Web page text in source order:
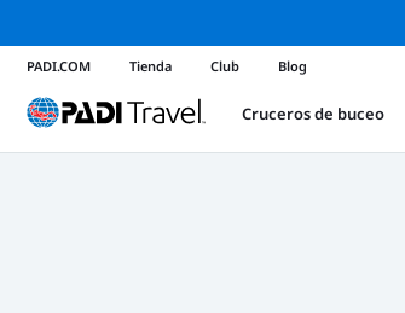
PADI.COM Tienda Club Blog
Cruceros de buceo